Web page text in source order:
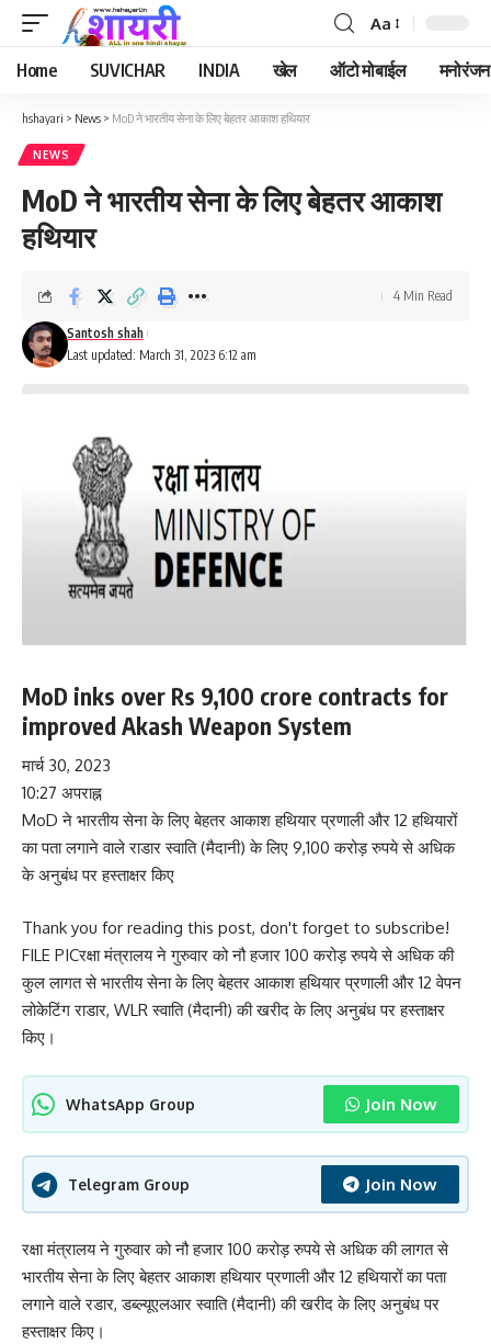
Font
Resizer
Aa
Home SUVICHAR INDIA खेल ऑटो मोबाईल मनोरंजन
hshayari > News > MoD ने भारतीय सेना के लिए बेहतर आकाश हथियार
NEWS
MoD ने भारतीय सेना के लिए बेहतर आकाश
हथियार
Last updated: March 31, 2023 6:12 am
Santosh shah
4 Min Read
MoD inks over Rs 9,100 crore contracts for
improved Akash Weapon System
मार्च 30, 2023
10:27 अपराह्न
MoD ने भारतीय सेना के लिए बेहतर आकाश हथियार प्रणाली और 12 हथियारों
का पता लगाने वाले राडार स्वाति (मैदानी) के लिए 9,100 करोड़ रुपये से अधिक
के अनुबंध पर हस्ताक्षर किए
Thank you for reading this post, don't forget to subscribe!
FILE PICरक्षा मंत्रालय ने गुरुवार को नौ हजार 100 करोड़ रुपये से अधिक की
कुल लागत से भारतीय सेना के लिए बेहतर आकाश हथियार प्रणाली और 12 वेपन
लोकेटिंग राडार, WLR स्वाति (मैदानी) की खरीद के लिए अनुबंध पर हस्ताक्षर
किए।
WhatsApp Group Join Now
Telegram Group Join Now
रक्षा मंत्रालय ने गुरुवार को नौ हजार 100 करोड़ रुपये से अधिक की लागत से
भारतीय सेना के लिए बेहतर आकाश हथियार प्रणाली और 12 हथियारों का पता
लगाने वाले रडार, डब्ल्यूएलआर स्वाति (मैदानी) की खरीद के लिए अनुबंध पर
हस्ताक्षर किए।